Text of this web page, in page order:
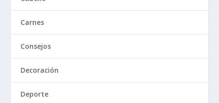
Carnes
Consejos
Decoración
Deporte